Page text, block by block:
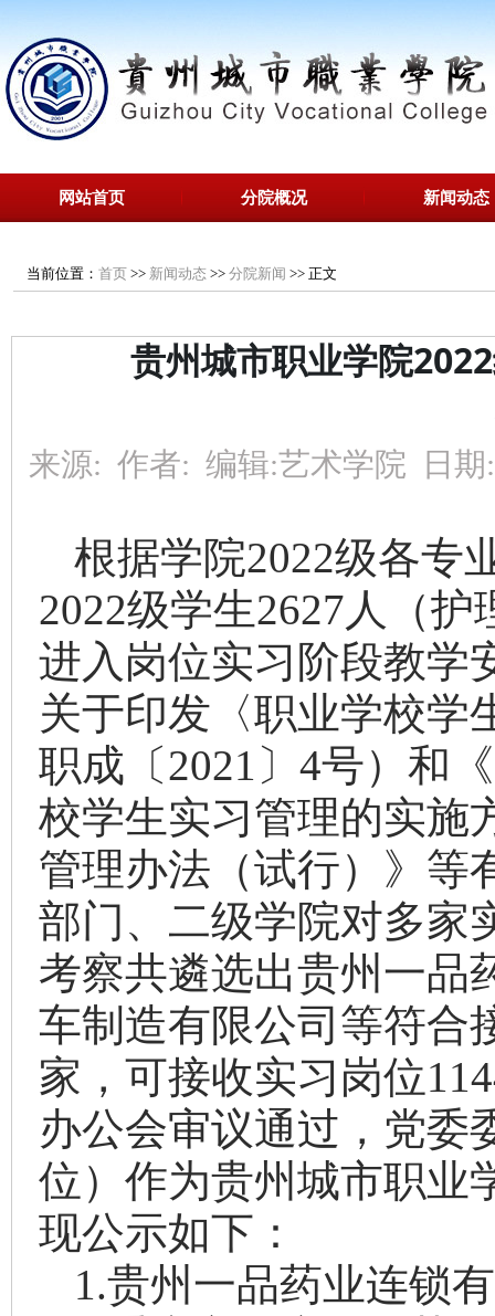
网站首页 分院概况 新闻动态
当前位置： 首页 >> 新闻动态 >> 分院新闻 >> 正文
贵州城市职业学院
来源: 作者: 编辑:艺术学院 日期:
根据学院2022级各专
2022级学生2627人（护
进入岗位实习阶段教学
关于印发〈职业学校学
职成〔2021〕4号）和
校学生实习管理的实施
管理办法（试行）》等
部门、二级学院对多家
考察共遴选出贵州一品
车制造有限公司等符合
家，可接收实习岗位
办公会审议通过，党委
位）作为贵州城市职业
现公示如下：
1.贵州一品药业连锁